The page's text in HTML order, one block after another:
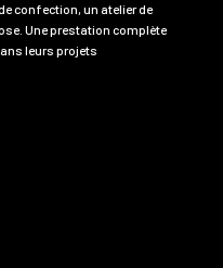
confection, un atelier de
Une prestation complète
leurs projets